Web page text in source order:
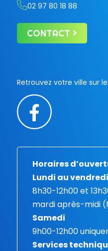
02 97 80 18 88
CONTACT
Retrouvez votre ville sur
Horaires
Lundi au vendredi
8h30-12h00 et
mardi après-midi
Samedi
9h00-12h00
Services